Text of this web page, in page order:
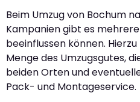
Beim Umzug von Bochum
Kampanien gibt es
beeinflussen können.
Menge des Umzugsgutes,
beiden Orten und
Pack- und Montageservice.